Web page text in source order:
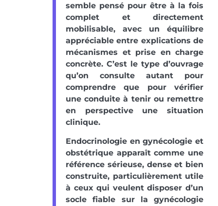
semble pensé pour être à la fois
complet et directement
mobilisable, avec un équilibre
appréciable entre explications de
mécanismes et prise en charge
concrète. C’est le type d’ouvrage
qu’on consulte autant pour
comprendre que pour vérifier
une conduite à tenir ou remettre
en perspective une situation
clinique.
Endocrinologie en gynécologie et
obstétrique apparaît comme une
référence sérieuse, dense et bien
construite, particulièrement utile
à ceux qui veulent disposer d’un
socle fiable sur la gynécologie